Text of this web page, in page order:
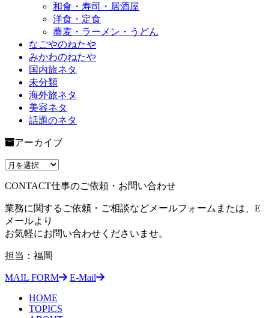
和食・寿司・居酒屋
洋食・定食
蕎麦・ラーメン・うどん
なごやのねたや
みかわのねたや
国内旅ネタ
未分類
海外旅ネタ
美容ネタ
話題のネタ
アーカイブ
CONTACT仕事のご依頼・お問い合わせ
業務に関するご依頼・ご相談などメールフォームまたは、E
メールより
お気軽にお問い合わせくださいませ。
担当：福岡
MAIL FORM
E-Mail
HOME
TOPICS